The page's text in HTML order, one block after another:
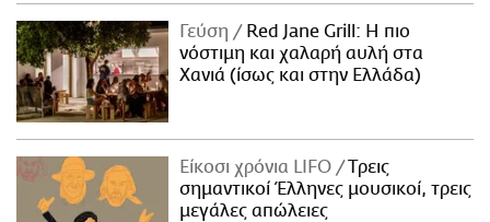
Γεύση
Red Jane Grill: Η πιο
νόστιμη και χαλαρή αυλή στα
Χανιά (ίσως και στην Ελλάδα)
Είκοσι χρόνια LIFO
Tρεις
σημαντικοί Έλληνες μουσικοί, τρεις
μεγάλες απώλειες